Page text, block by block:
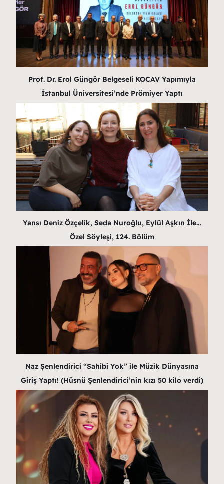
Prof. Dr. Erol Güngör Belgeseli KOCAV Yapımıyla
İstanbul Üniversitesi’nde Prömiyer Yaptı
Yansı Deniz Özçelik, Seda Nuroğlu, Eylül Aşkın İle…
Özel Söyleşi, 124. Bölüm
Naz Şenlendirici “Sahibi Yok” ile Müzik Dünyasına
Giriş Yaptı! (Hüsnü Şenlendirici’nin kızı 50 kilo verdi)